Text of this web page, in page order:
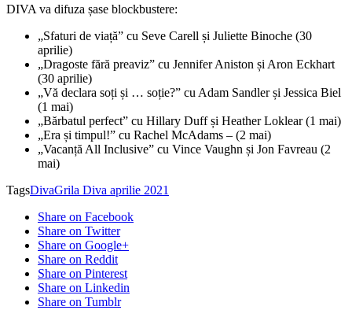
DIVA va difuza șase blockbustere:
„Sfaturi de viață” cu Seve Carell și Juliette Binoche (30
aprilie)
„Dragoste fără preaviz” cu Jennifer Aniston și Aron Eckhart
(30 aprilie)
„Vă declara soți și … soție?” cu Adam Sandler și Jessica Biel
(1 mai)
„Bărbatul perfect” cu Hillary Duff și Heather Loklear (1 mai)
„Era și timpul!” cu Rachel McAdams – (2 mai)
„Vacanță All Inclusive” cu Vince Vaughn și Jon Favreau (2
mai)
TagsDivaGrila Diva aprilie 2021
Share on Facebook
Share on Twitter
Share on Google+
Share on Reddit
Share on Pinterest
Share on Linkedin
Share on Tumblr